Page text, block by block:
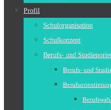
Profil
Schulorganisation
Schulkonzept
Berufs- und
Berufs- und